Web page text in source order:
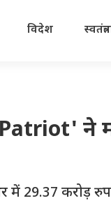
विदेश
ने
भर में 29.37